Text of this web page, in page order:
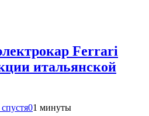
Ferrari
итальянской
01 минуты